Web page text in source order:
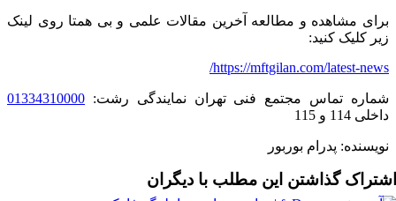
برای مشاهده و مطالعه آخرین مقالات علمی و بی همتا روی لینک
زیر کلیک کنید:
https://mftgilan.com/latest-news/
شماره تماس مجتمع فنی تهران نمایندگی رشت: 01334310000
داخلی 114 و 115
نویسنده: پدرام بوربور
اشتراک گذاشتن این مطلب با دیگران